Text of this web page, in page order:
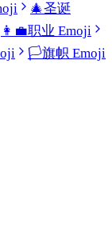
🎄圣诞
👩‍💼职业 Emoji
🏳️旗帜 Emoji